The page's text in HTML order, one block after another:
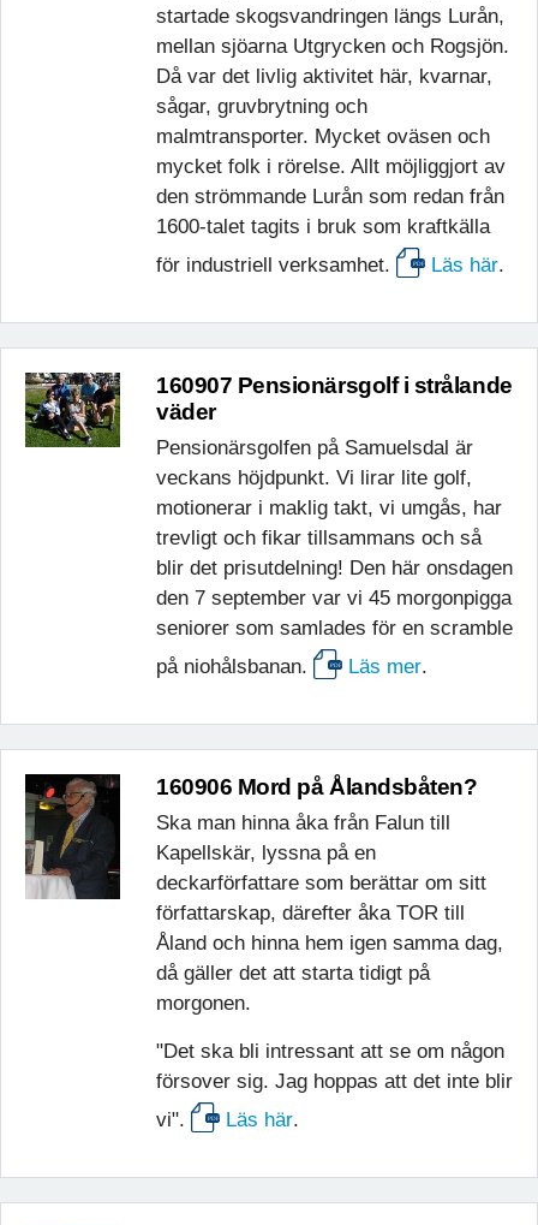
startade skogsvandringen längs Lurån,
mellan sjöarna Utgrycken och Rogsjön.
Då var det livlig aktivitet här, kvarnar,
sågar, gruvbrytning och
malmtransporter. Mycket oväsen och
mycket folk i rörelse. Allt möjliggjort av
den strömmande Lurån som redan från
1600-talet tagits i bruk som kraftkälla
för industriell verksamhet.
Läs här.
160907 Pensionärsgolf i strålande
väder
Pensionärsgolfen på Samuelsdal är
veckans höjdpunkt. Vi lirar lite golf,
motionerar i maklig takt, vi umgås, har
trevligt och fikar tillsammans och så
blir det prisutdelning! Den här onsdagen
den 7 september var vi 45 morgonpigga
seniorer som samlades för en scramble
på niohålsbanan.
Läs mer.
160906 Mord på Ålandsbåten?
Ska man hinna åka från Falun till
Kapellskär, lyssna på en
deckarförfattare som berättar om sitt
författarskap, därefter åka TOR till
Åland och hinna hem igen samma dag,
då gäller det att starta tidigt på
morgonen.
"Det ska bli intressant att se om någon
försover sig. Jag hoppas att det inte blir
vi".
Läs här.